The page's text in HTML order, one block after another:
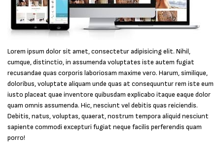
Lorem ipsum dolor sit amet, consectetur adipisicing elit. Nihil,
cumque, distinctio, in assumenda voluptates iste autem fugiat
recusandae quas corporis laboriosam maxime vero. Harum, similique,
doloribus, voluptate aliquam unde quas at consequuntur rem iste eum
iusto placeat quae inventore quibusdam explicabo itaque eaque dolor
quam omnis assumenda. Hic, nesciunt vel debitis quas reiciendis.
Debitis, natus, voluptas, quaerat, nostrum tempora aliquid nesciunt
sapiente commodi excepturi fugiat neque facilis perferendis quam
porro!